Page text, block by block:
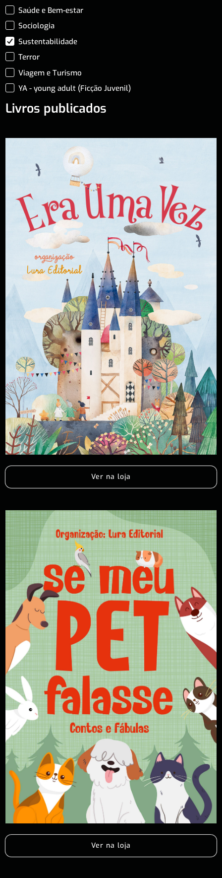
Saúde e Bem-estar
Sociologia
Sustentabilidade
Terror
Viagem e Turismo
YA - young adult (Ficção Juvenil)
Livros publicados
Ver na loja
Ver na loja